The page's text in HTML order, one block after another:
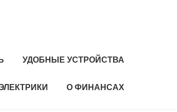
УДОБНЫЕ УСТРОЙСТВА
О ФИНАНСАХ